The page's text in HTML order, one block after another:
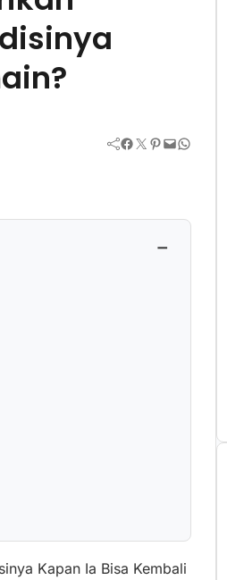
Facebook Twitter Pinterest Mail WhatsApp
−
Kapan Ia Bisa Kembali